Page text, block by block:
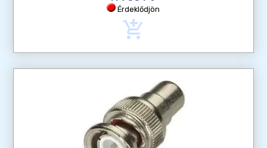
Érdeklődjön
add_shopping_cart